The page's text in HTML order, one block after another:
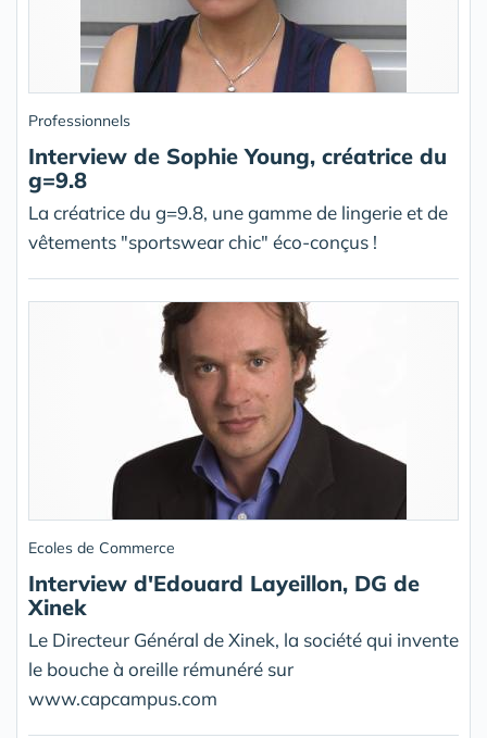
Professionnels
Interview de Sophie Young, créatrice du
g=9.8
La créatrice du g=9.8, une gamme de lingerie et de
vêtements "sportswear chic" éco-conçus !
Ecoles de Commerce
Interview d'Edouard Layeillon, DG de
Xinek
Le Directeur Général de Xinek, la société qui invente
le bouche à oreille rémunéré sur
www.capcampus.com